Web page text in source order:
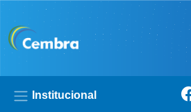
Pular para o conteúdo principal
Institucional